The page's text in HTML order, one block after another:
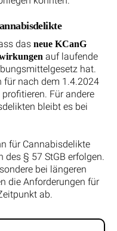
das neue KCanG
auf laufende
hat.
für nach dem 1.4.2024
Für andere
bleibt es bei
für Cannabisdelikte
des § 57 StGB erfolgen.
bei längeren
die Anforderungen für
ab.